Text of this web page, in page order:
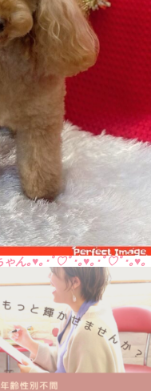
ん｡♥｡･ﾟ♡ﾟ･｡♥｡･ﾟ♡ﾟ･｡♥｡